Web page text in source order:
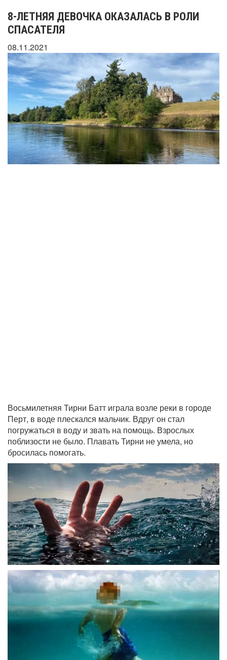
8-ЛЕТНЯЯ ДЕВОЧКА ОКАЗАЛАСЬ В РОЛИ
СПАСАТЕЛЯ
08.11.2021
Восьмилетняя Тирни Батт играла возле реки в городе
Перт, в воде плескался мальчик. Вдруг он стал
погружаться в воду и звать на помощь. Взрослых
поблизости не было. Плавать Тирни не умела, но
бросилась помогать.